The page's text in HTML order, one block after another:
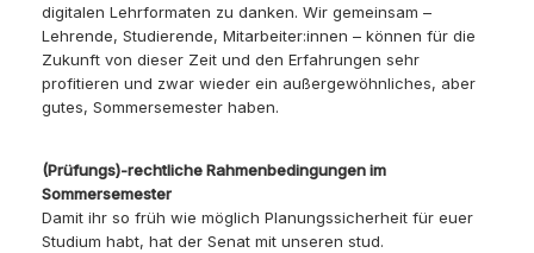
digitalen Lehrformaten zu danken. Wir gemeinsam –
Lehrende, Studierende, Mitarbeiter:innen – können für die
Zukunft von dieser Zeit und den Erfahrungen sehr
profitieren und zwar wieder ein außergewöhnliches, aber
gutes, Sommersemester haben.
(Prüfungs)-rechtliche Rahmenbedingungen im
Sommersemester
Damit ihr so früh wie möglich Planungssicherheit für euer
Studium habt, hat der Senat mit unseren stud.